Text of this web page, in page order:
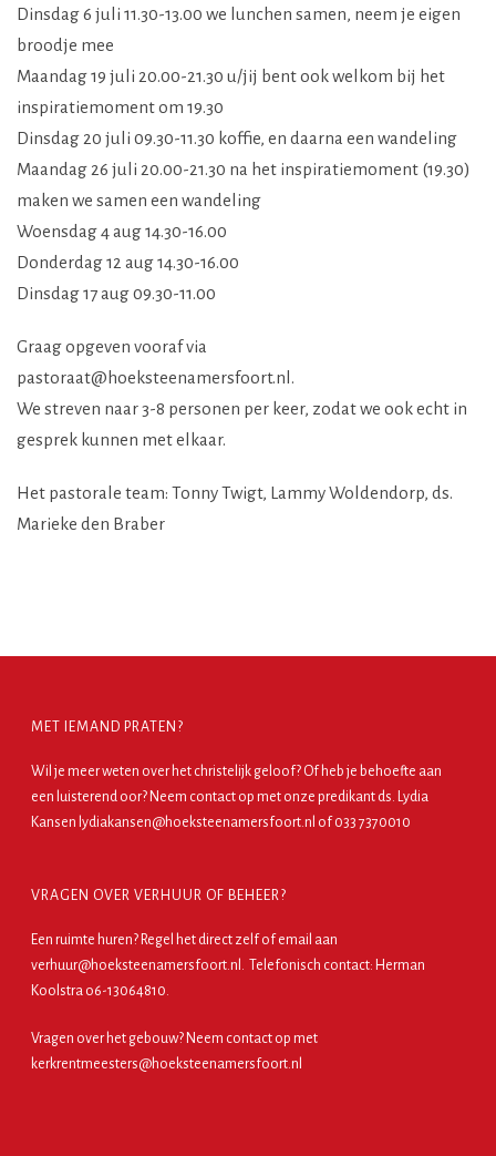
Dinsdag 6 juli 11.30-13.00 we lunchen samen, neem je eigen
broodje mee
Maandag 19 juli 20.00-21.30 u/jij bent ook welkom bij het
inspiratiemoment om 19.30
Dinsdag 20 juli 09.30-11.30 koffie, en daarna een wandeling
Maandag 26 juli 20.00-21.30 na het inspiratiemoment (19.30)
maken we samen een wandeling
Woensdag 4 aug 14.30-16.00
Donderdag 12 aug 14.30-16.00
Dinsdag 17 aug 09.30-11.00
Graag opgeven vooraf via
pastoraat@hoeksteenamersfoort.nl.
We streven naar 3-8 personen per keer, zodat we ook echt in
gesprek kunnen met elkaar.
Het pastorale team: Tonny Twigt, Lammy Woldendorp, ds.
Marieke den Braber
MET IEMAND PRATEN?
Wil je meer weten over het christelijk geloof? Of heb je behoefte aan
een luisterend oor? Neem contact op met onze predikant ds. Lydia
Kansen lydiakansen@hoeksteenamersfoort.nl of 033 7370010
VRAGEN OVER VERHUUR OF BEHEER?
Een ruimte huren? Regel het direct zelf of email aan
verhuur@hoeksteenamersfoort.nl. Telefonisch contact: Herman
Koolstra o6-13064810.
Vragen over het gebouw? Neem contact op met
kerkrentmeesters@hoeksteenamersfoort.nl